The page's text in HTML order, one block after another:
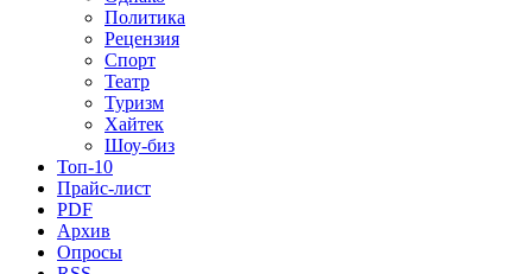
Политика
Рецензия
Спорт
Театр
Туризм
Хайтек
Шоу-биз
Топ-10
Прайс-лист
PDF
Архив
Опросы